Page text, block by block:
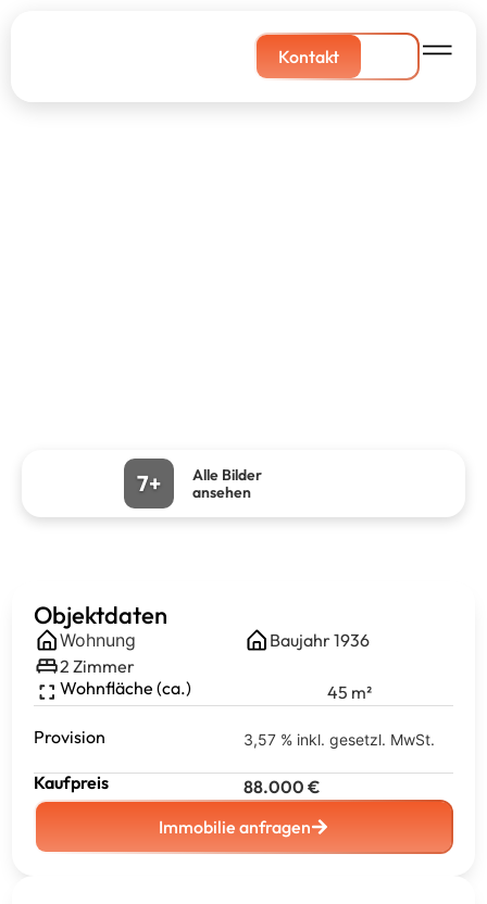
Kontakt
7+
Alle Bilder
ansehen
Objektdaten
Wohnung Baujahr1936
2 Zimmer
Wohnfläche (ca.)
45 m²
Provision 3,57 % inkl. gesetzl. MwSt.
Kaufpreis 88.000 €
Immobilie anfragen